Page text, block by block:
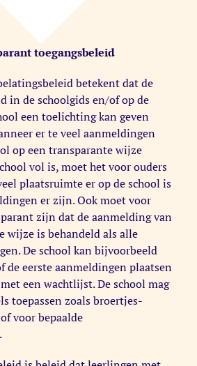
toegangsbeleid
betekent dat de
in de schoolgids en/of op de
een toelichting kan geven
er te veel aanmeldingen
op een transparante wijze
vol is, moet het voor ouders
plaatsruimte er op de school is
er zijn. Ook moet voor
zijn dat de aanmelding van
wijze is behandeld als alle
De school kan bijvoorbeeld
de eerste aanmeldingen plaatsen
een wachtlijst. De school mag
toepassen zoals broertjes-
voor bepaalde